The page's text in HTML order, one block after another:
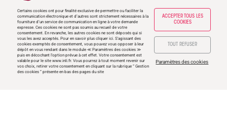
Ce bien est loué par
Certains cookies ont pour finalité exclusive de permettre ou faciliter la
communication électronique et d’autres sont strictement nécessaires à la
fourniture d’un service de communication en ligne à votre demande
expresse. Ces cookies ne sont pas soumis au recueil de votre
consentement. En revanche, les autres cookies ne sont déposés qui si
vous les avez acceptés. Pour en savoir pluscliquer ici. S'agissant des
cookies exemptés de consentement, vous pouvez vous opposer à leur
dépôt en vous rendant dans le module ≪ Paramètres des cookies ≫
puis en décochant l'option prévue à cet effet. Votre consentement est
valable pour le sitewww.inli.fr. Vous pourrez à tout moment revenir sur
vos choix, retirer votre consentement en cliquant sur la rubrique “ Gestion
des cookies ” présente en bas des pages du site
ACCEPTER TOUS LES
COOKIES
TOUT REFUSER
Paramètres des cookies